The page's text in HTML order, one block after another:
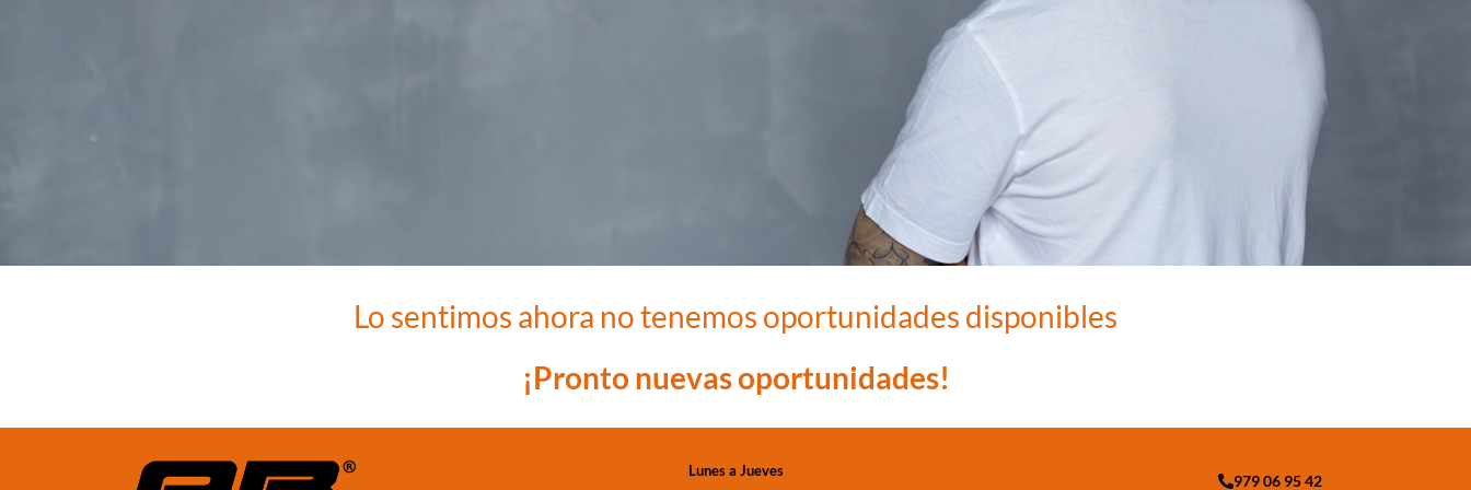
Lo sentimos ahora no tenemos oportunidades disponibles
¡Pronto nuevas oportunidades!
Lunes a Jueves
979 06 95 42